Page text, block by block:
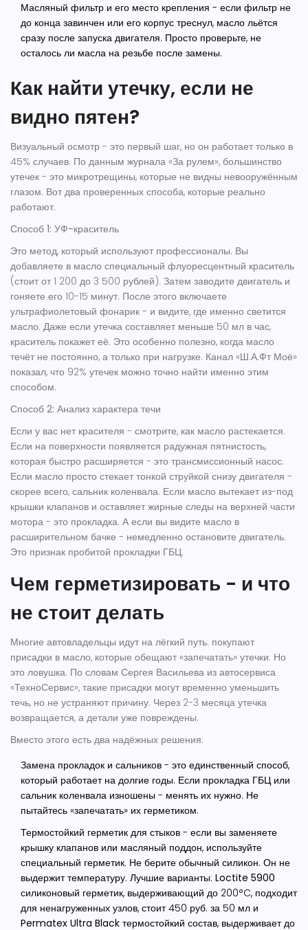
Масляный фильтр и его место крепления - если фильтр не
до конца завинчен или его корпус треснул, масло льётся
сразу после запуска двигателя. Просто проверьте, не
осталось ли масла на резьбе после замены.
Как найти утечку, если не
видно пятен?
Визуальный осмотр - это первый шаг, но он работает только в
45% случаев. По данным журнала «За рулем», большинство
утечек - это микротрещины, которые не видны невооружённым
глазом. Вот два проверенных способа, которые реально
работают.
Способ 1: УФ-краситель
Это метод, который используют профессионалы. Вы
добавляете в масло специальный флуоресцентный краситель
(стоит от 1 200 до 3 500 рублей). Затем заводите двигатель и
гоняете его 10-15 минут. После этого включаете
ультрафиолетовый фонарик - и видите, где именно светится
масло. Даже если утечка составляет меньше 50 мл в час,
краситель покажет её. Это особенно полезно, когда масло
течёт не постоянно, а только при нагрузке. Канал «Ш.А.Фт Моё»
показал, что 92% утечек можно точно найти именно этим
способом.
Способ 2: Анализ характера течи
Если у вас нет красителя - смотрите, как масло растекается.
Если на поверхности появляется радужная пятнистость,
которая быстро расширяется - это трансмиссионный насос.
Если масло просто стекает тонкой струйкой снизу двигателя -
скорее всего, сальник коленвала. Если масло вытекает из-под
крышки клапанов и оставляет жирные следы на верхней части
мотора - это прокладка. А если вы видите масло в
расширительном бачке - немедленно остановите двигатель.
Это признак пробитой прокладки ГБЦ.
Чем герметизировать - и что
не стоит делать
Многие автовладельцы идут на лёгкий путь: покупают
присадки в масло, которые обещают «запечатать» утечки. Но
это ловушка. По словам Сергея Васильева из автосервиса
«ТехноСервис», такие присадки могут временно уменьшить
течь, но не устраняют причину. Через 2-3 месяца утечка
возвращается, а детали уже повреждены.
Вместо этого есть два надёжных решения:
Замена прокладок и сальников - это единственный способ,
который работает на долгие годы. Если прокладка ГБЦ или
сальник коленвала изношены - менять их нужно. Не
пытайтесь «запечатать» их герметиком.
Термостойкий герметик для стыков - если вы заменяете
крышку клапанов или масляный поддон, используйте
специальный герметик. Не берите обычный силикон. Он не
выдержит температуру. Лучшие варианты: Loctite 5900
силиконовый герметик, выдерживающий до 200°C, подходит
для ненагруженных узлов, стоит 450 руб. за 50 мл и
Permatex Ultra Black термостойкий состав, выдерживает до